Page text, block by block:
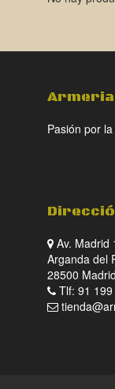
Armeria
Pasión por
Av. Madrid
Arganda del
28500 Madrid
Tlf: 91 199